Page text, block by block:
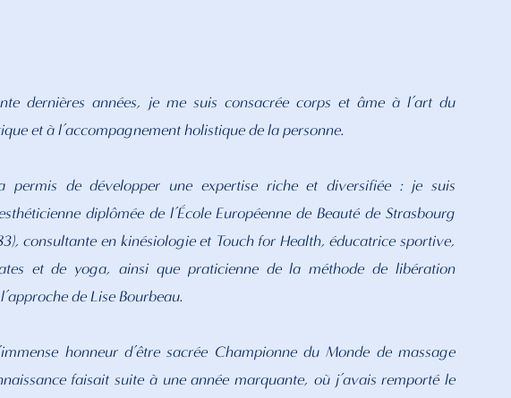
dernières années, je me suis consacrée corps et âme à l’art du
et à l’accompagnement holistique de la personne.
permis de développer une expertise riche et diversifiée : je suis
diplômée de l’École Européenne de Beauté de Strasbourg
consultante en kinésiologie et Touch for Health, éducatrice sportive,
et de yoga, ainsi que praticienne de la méthode de libération
de Lise Bourbeau.
honneur d’être sacrée Championne du Monde de massage
faisait suite à une année marquante, où j’avais remporté le